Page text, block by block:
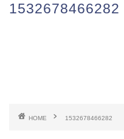
1532678466282
HOME 1532678466282